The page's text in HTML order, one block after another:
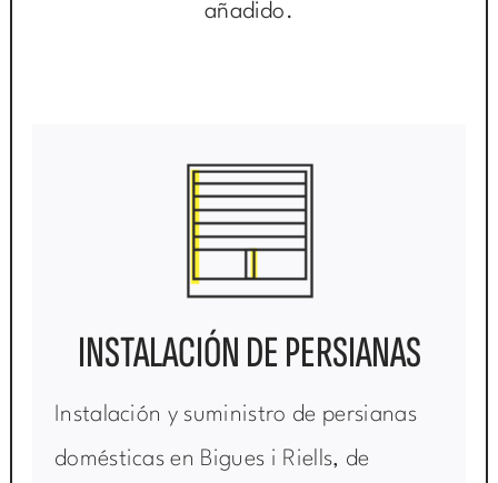
añadido.
INSTALACIÓN DE PERSIANAS
Instalación y suministro de persianas
domésticas en Bigues i Riells, de